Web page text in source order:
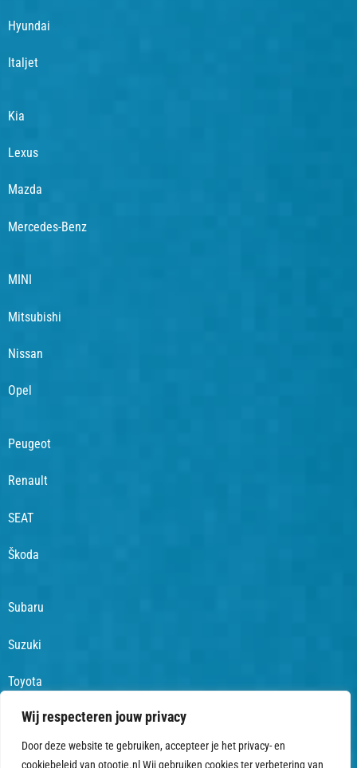
Wij respecteren jouw privacy
Door deze website te gebruiken, accepteer je het privacy- en
cookiebeleid van otootje.nl Wij gebruiken cookies ter verbetering van
Hyundai
Italjet
Kia
Lexus
Mazda
Mercedes-Benz
MINI
Mitsubishi
Nissan
Opel
Peugeot
Renault
SEAT
Škoda
Subaru
Suzuki
Toyota
Volkswagen